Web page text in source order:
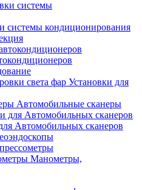
системы кондиционирования
Установки для
Автомобильные сканеры
Автомобильных сканеров
Манометры,